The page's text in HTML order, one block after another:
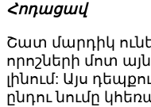
Հոդացավ
Շատ մարդիկ
որոշների մոտ
լինում: Այս
ընդու նումը